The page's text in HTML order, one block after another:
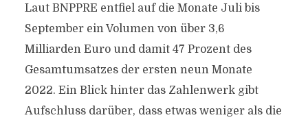
Laut BNPPRE entfiel auf die Monate Juli bis
September ein Volumen von über 3,6
Milliarden Euro und damit 47 Prozent des
Gesamtumsatzes der ersten neun Monate
2022. Ein Blick hinter das Zahlenwerk gibt
Aufschluss darüber, dass etwas weniger als die